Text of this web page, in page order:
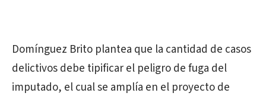
Domínguez Brito plantea que la cantidad de casos
delictivos debe tipificar el peligro de fuga del
imputado, el cual se amplía en el proyecto de